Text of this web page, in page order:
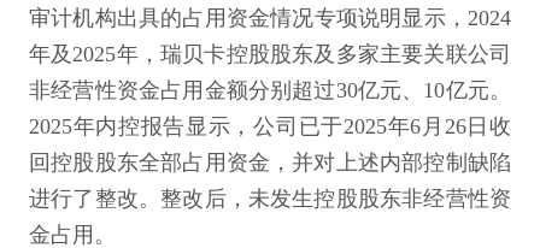
审计机构出具的占用资金情况专项说明显示，2024
年及2025年，瑞贝卡控股股东及多家主要关联公司
非经营性资金占用金额分别超过30亿元、10亿元。
2025年内控报告显示，公司已于2025年6月26日收
回控股股东全部占用资金，并对上述内部控制缺陷
进行了整改。整改后，未发生控股股东非经营性资
金占用。